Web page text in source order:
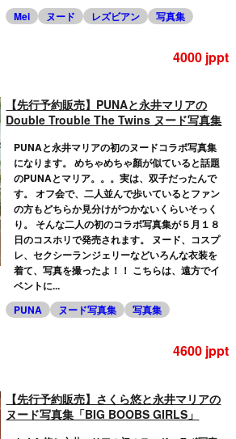
Mei
ヌード レズビアン 写真集
4000 jppt
【先行予約販売】PUNAと永井マリアの
Double Trouble The Twins ヌード写真集
PUNAと永井マリアの初のヌードコラボ写真集
になります。 めちゃめちゃ顏が似ていると話題
のPUNAとマリア。。。実は、双子だったんで
す。 オフ会で、二人並んで歩いているとファン
の方もどちらか見分けがつかないくらいそっく
り。 そんな二人の初のコラボ写真集が５月１８
日のコスホリで発売されます。 ヌード、コスプ
レ、セクシーランジェリーなどいろんな衣装を
着て、写真を撮ったよ！！ こちらは、遠方でイ
ベントに...
PUNA
ヌード写真集 写真集
4600 jppt
【先行予約販売】さくら悠と永井マリアの
ヌード写真集「BIG BOOBS GIRLS」